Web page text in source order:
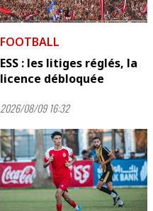
FOOTBALL
ESS : les litiges réglés, la
licence débloquée
2026/08/09 16:32